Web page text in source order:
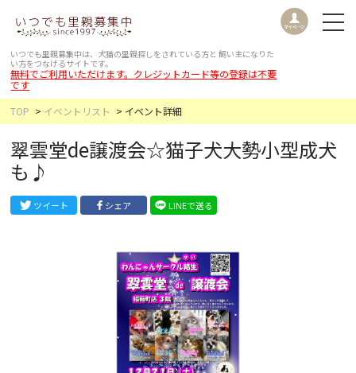
いつでも里親募集中は、犬猫の里親探しをされている方と 飼い主になりた
い方をつなげるサイトです。
無料でご利用いただけます。クレジットカード等の登録は不要
です
TOP
イベントリスト イベント詳細
翠雲堂de譲渡会☆猫子犬大勢小型成犬
も♪
ツイート シェア LINEで送る